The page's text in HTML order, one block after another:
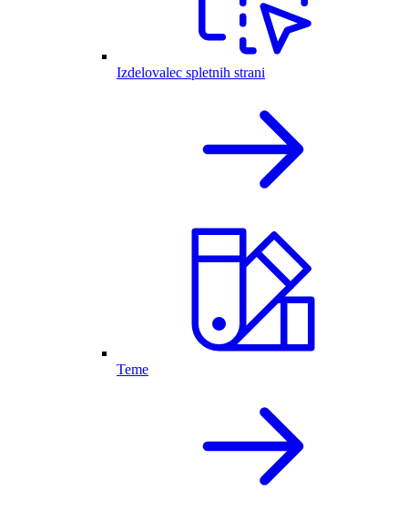
Izdelovalec spletnih strani
Teme